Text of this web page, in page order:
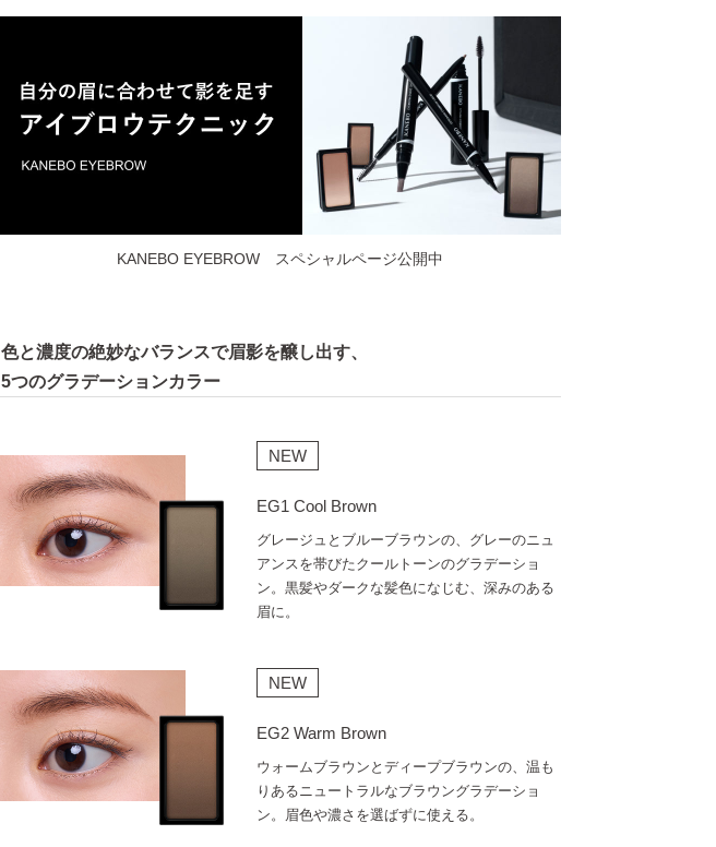
KANEBO EYEBROW スペシャルページ公開中
色と濃度の絶妙なバランスで眉影を醸し出す、
5つのグラデーションカラー
NEW
EG1 Cool Brown
グレージュとブルーブラウンの、グレーのニュ
アンスを帯びたクールトーンのグラデーショ
ン。黒髪やダークな髪色になじむ、深みのある
眉に。
NEW
EG2 Warm Brown
ウォームブラウンとディープブラウンの、温も
りあるニュートラルなブラウングラデーショ
ン。眉色や濃さを選ばずに使える。